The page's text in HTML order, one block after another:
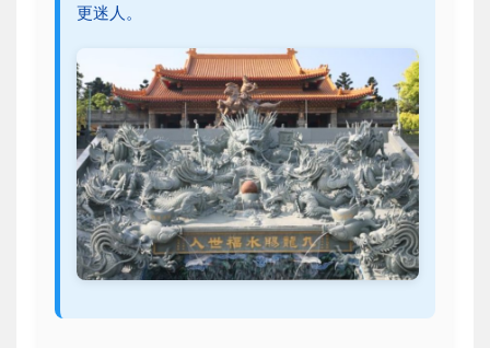
更迷人。